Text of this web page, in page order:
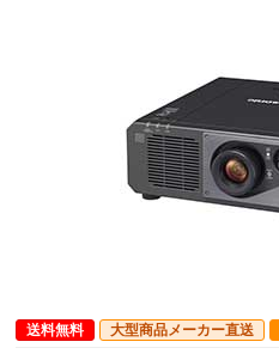
送料無料 大型商品メーカー直送